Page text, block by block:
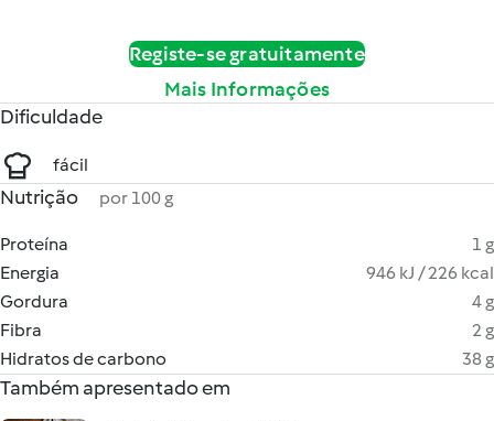
Registe-se gratuitamente
Mais Informações
Dificuldade
fácil
Nutrição por 100 g
Proteína
1 g
Energia
946 kJ / 226 kcal
Gordura
4 g
Fibra
2 g
Hidratos de carbono
38 g
Também apresentado em